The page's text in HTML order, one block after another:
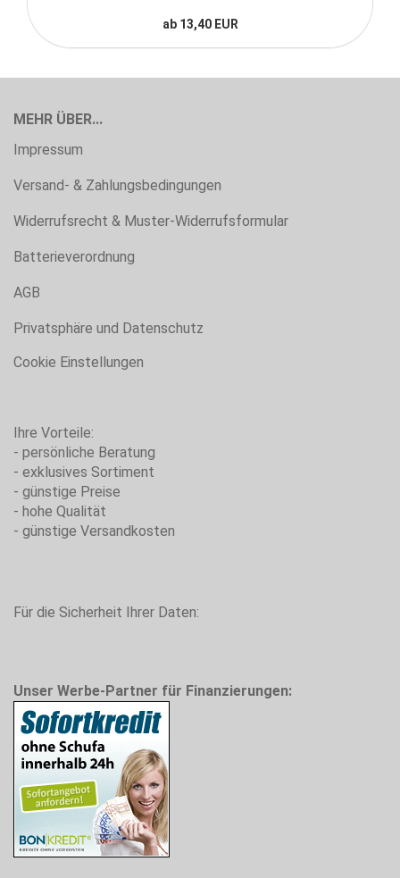
ab 13,40 EUR
MEHR ÜBER...
Impressum
Versand- & Zahlungsbedingungen
Widerrufsrecht & Muster-Widerrufsformular
Batterieverordnung
AGB
Privatsphäre und Datenschutz
Cookie Einstellungen
Ihre Vorteile:
- persönliche Beratung
- exklusives Sortiment
- günstige Preise
- hohe Qualität
- günstige Versandkosten
Für die Sicherheit Ihrer Daten:
Unser Werbe-Partner für Finanzierungen: